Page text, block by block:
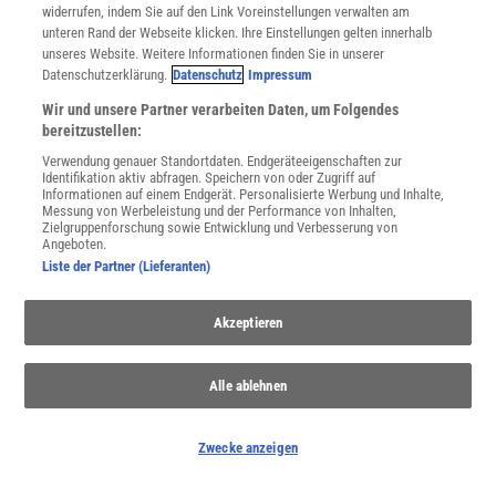
Sie können unsere Newsletter jederzeit wieder abbestellen. Infos zu unserem Umgang
mit Ihren personenbezogenen Daten finden Sie in unserer
SERVICES
Newsletter
Kontakt
Spektrum Shop
Im Handel kaufen
Presse
Verträge kündigen
Mediadaten
Datenschutz
widerrufen, indem Sie auf den Link Voreinstellungen verwalten am
unteren Rand der Webseite klicken. Ihre Einstellungen gelten innerhalb
unseres Website. Weitere Informationen finden Sie in unserer
Datenschutzerklärung. Datenschutz Impressum
Wir und unsere Partner verarbeiten Daten, um Folgendes
bereitzustellen:
Verwendung genauer Standortdaten. Endgeräteeigenschaften zur
Identifikation aktiv abfragen. Speichern von oder Zugriff auf
Informationen auf einem Endgerät. Personalisierte Werbung und Inhalte,
Messung von Werbeleistung und der Performance von Inhalten,
Zielgruppenforschung sowie Entwicklung und Verbesserung von
Angeboten.
Liste der Partner (Lieferanten)
Akzeptieren
Alle ablehnen
Zwecke anzeigen